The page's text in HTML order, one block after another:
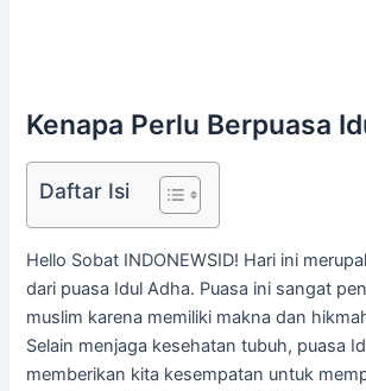
Kenapa Perlu Berpuasa
Daftar Isi
Hello Sobat INDONEWSID! Hari ini
dari puasa Idul Adha. Puasa ini sangat
muslim karena memiliki makna dan
Selain menjaga kesehatan tubuh, puasa
memberikan kita kesempatan untuk